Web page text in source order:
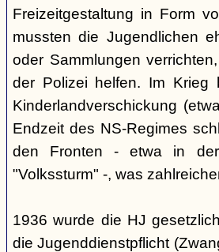
Freizeitgestaltung in Form
mussten die Jugendlichen
oder Sammlungen
der Polizei helfen. Im Krieg
Kinderlandverschickung
Endzeit des NS-Regimes
den Fronten - etwa in der
"Volkssturm" -, was
1936 wurde die HJ
die Jugenddienstpflicht